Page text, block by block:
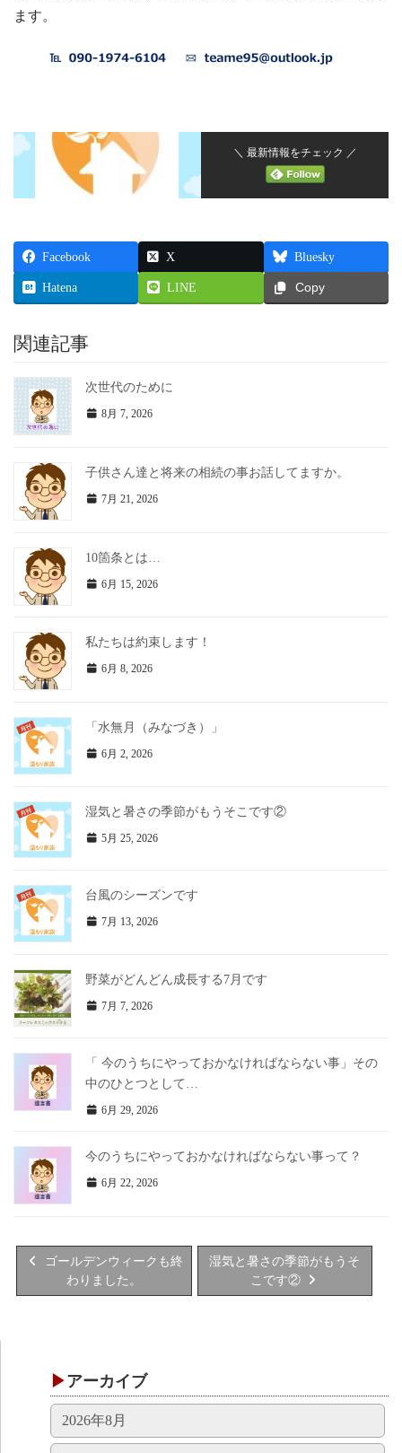
ます。
＼ 最新情報をチェック ／
Facebook X Bluesky
Hatena LINE Copy
関連記事
次世代のために
8月 7, 2026
子供さん達と将来の相続の事お話してますか。
7月 21, 2026
10箇条とは…
6月 15, 2026
私たちは約束します！
6月 8, 2026
「水無月（みなづき）」
6月 2, 2026
湿気と暑さの季節がもうそこです②
5月 25, 2026
台風のシーズンです
7月 13, 2026
野菜がどんどん成長する7月です
7月 7, 2026
「 今のうちにやっておかなければならない事」その
中のひとつとして…
6月 29, 2026
今のうちにやっておかなければならない事って？
6月 22, 2026
ゴールデンウィークも終
わりました。
湿気と暑さの季節がもうそ
こです②
アーカイブ
2026年8月